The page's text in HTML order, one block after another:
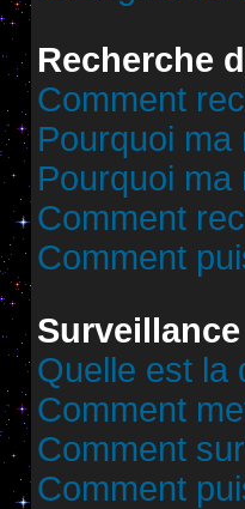
Recherche
Comment
Pourquoi
Pourquoi
Comment
Comment
Quelle est la
Comment
Comment
Comment